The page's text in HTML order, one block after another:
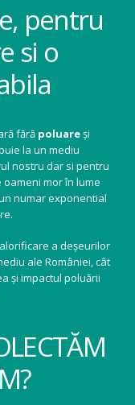
pentru
si o
fără poluareși
la un mediu
nostru dar si pentru
mor în lume
numar exponential
a deșeurilor
ale României, cât
și impactul poluării